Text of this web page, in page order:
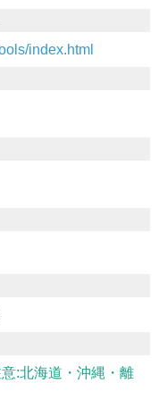
index.html
:北海道・沖縄・離